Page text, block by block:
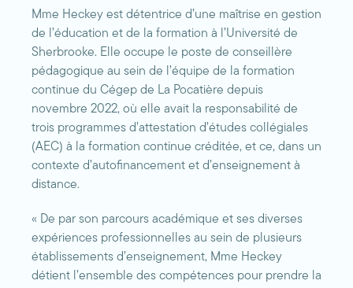
Mme Heckey est détentrice d’une maîtrise en gestion
de l’éducation et de la formation à l’Université de
Sherbrooke. Elle occupe le poste de conseillère
pédagogique au sein de l’équipe de la formation
continue du Cégep de La Pocatière depuis
novembre 2022, où elle avait la responsabilité de
trois programmes d’attestation d’études collégiales
(AEC) à la formation continue créditée, et ce, dans un
contexte d’autofinancement et d’enseignement à
distance.
« De par son parcours académique et ses diverses
expériences professionnelles au sein de plusieurs
établissements d’enseignement, Mme Heckey
détient l’ensemble des compétences pour prendre la